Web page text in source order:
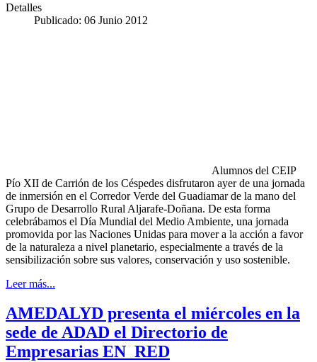
Detalles
Publicado: 06 Junio 2012
Alumnos del CEIP
Pío XII de Carrión de los Céspedes disfrutaron ayer de una jornada
de inmersión en el Corredor Verde del Guadiamar de la mano del
Grupo de Desarrollo Rural Aljarafe-Doñana. De esta forma
celebrábamos el Día Mundial del Medio Ambiente, una jornada
promovida por las Naciones Unidas para mover a la acción a favor
de la naturaleza a nivel planetario, especialmente a través de la
sensibilización sobre sus valores, conservación y uso sostenible.
Leer más...
AMEDALYD presenta el miércoles en la
sede de ADAD el Directorio de
Empresarias EN_RED